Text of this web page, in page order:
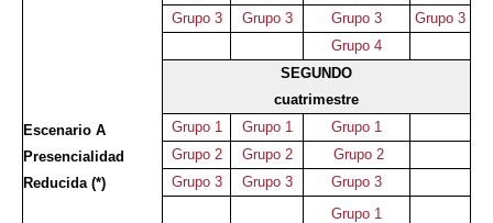
Escenario A
Presencialidad
Reducida (*)
Grupo 3
Grupo 3 Grupo 3
Grupo 3
Grupo 4
SEGUNDO
cuatrimestre
Grupo 1
Grupo 1
Grupo 1
Grupo 2
Grupo 2
Grupo 2
Grupo 3
Grupo 3
Grupo 3
Grupo 1